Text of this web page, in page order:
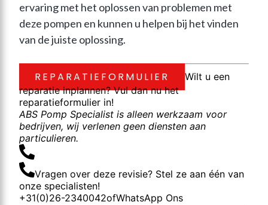
ervaring met het oplossen van problemen met
deze pompen en kunnen u helpen bij het vinden
van de juiste oplossing.
REPARATIEFORMULIER
Wilt u een
reparatie inplannen? Vul dan nu het
reparatieformulier in!
ABS Pomp Specialist is alleen werkzaam voor
bedrijven, wij verlenen geen diensten aan
particulieren.
Vragen over deze revisie? Stel ze aan één van
onze specialisten!
+31(0)26-2340042ofWhatsApp Ons